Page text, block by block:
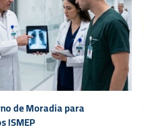
de Moradia para
ISMEP